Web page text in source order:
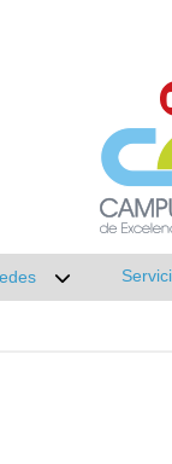
submenú de
Desplegar